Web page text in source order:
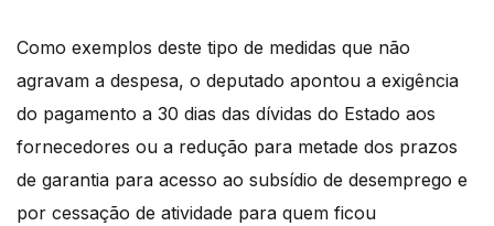
Como exemplos deste tipo de medidas que não
agravam a despesa, o deputado apontou a exigência
do pagamento a 30 dias das dívidas do Estado aos
fornecedores ou a redução para metade dos prazos
de garantia para acesso ao subsídio de desemprego e
por cessação de atividade para quem ficou